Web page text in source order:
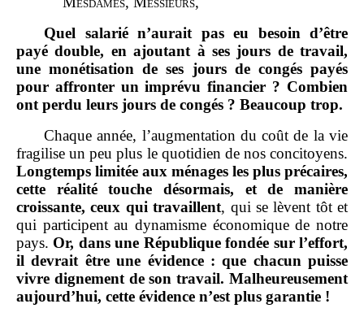
Quel salarié n’aurait pas eu besoin d’être
payé double, en ajoutant à ses jours de travail,
une monétisation de ses jours de congés payés
pour affronter un imprévu financier ? Combien
ont perdu leurs jours de congés ? Beaucoup trop.
Chaque année, l’augmentation du coût de la vie
fragilise un peu plus le quotidien de nos concitoyens.
Longtemps limitée aux ménages les plus précaires,
cette réalité touche désormais, et de manière
croissante, ceux qui travaillent, qui se lèvent tôt et
qui participent au dynamisme économique de notre
pays. Or, dans une République fondée sur l’effort,
il devrait être une évidence : que chacun puisse
vivre dignement de son travail. Malheureusement
aujourd’hui, cette évidence n’est plus garantie !